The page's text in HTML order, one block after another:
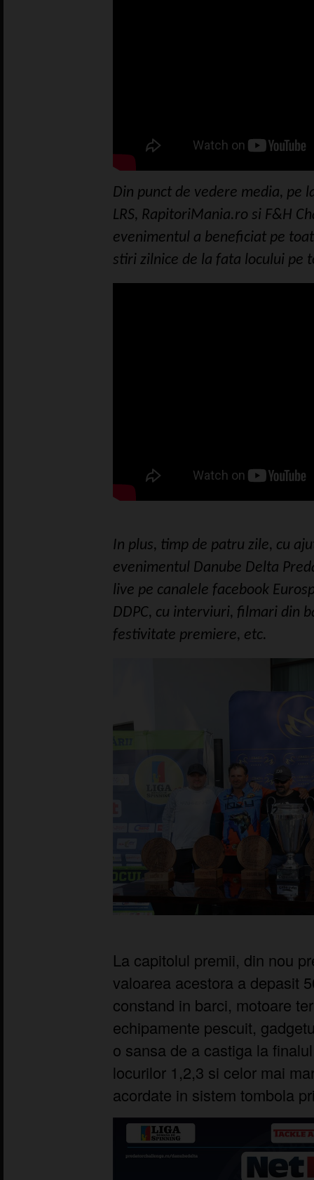
Din punct de vedere media, pe
LRS, RapitoriMania.ro si F&H
evenimentul a beneficiat pe
stiri zilnice de la fata locului pe
In plus, timp de patru zile, cu
evenimentul Danube Delta
live pe canalele facebook
DDPC, cu interviuri, filmari din
festivitate premiere, etc.
La capitolul premii, din nou
valoarea acestora a depasit
constand in barci, motoare
echipamente pescuit,
o sansa de a castiga la
locurilor 1,2,3 si celor mai
acordate in sistem tombola